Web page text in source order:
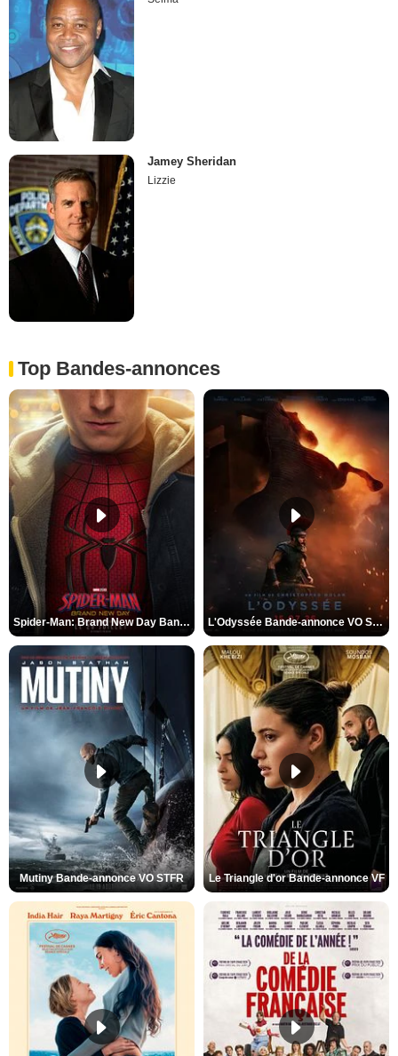
Jamey Sheridan
Lizzie
Top Bandes-annonces
Spider-Man: Brand New Day Bande-annonce VO STFR L'Odyssée Bande-annonce VO STFR
Mutiny Bande-annonce VO STFR Le Triangle d'or Bande-annonce VF